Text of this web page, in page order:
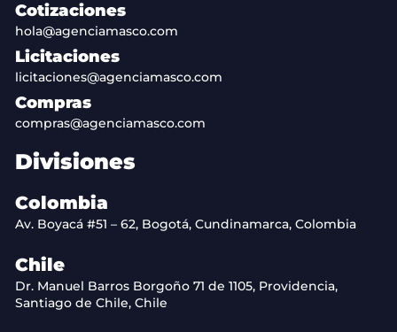
Cotizaciones
hola@agenciamasco.com
Licitaciones
licitaciones@agenciamasco.com
Compras
compras@agenciamasco.com
Divisiones
Colombia
Av. Boyacá #51 – 62, Bogotá, Cundinamarca, Colombia
Chile
Dr. Manuel Barros Borgoño 71 de 1105, Providencia,
Santiago de Chile, Chile